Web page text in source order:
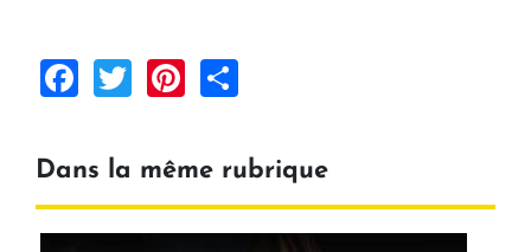
Facebook
TwitterPinterest
Dans la même rubrique